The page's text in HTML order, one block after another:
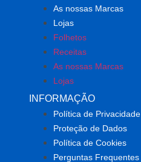
As nossas Marcas
Lojas
Folhetos
Receitas
As nossas Marcas
Lojas
INFORMAÇÃO
Política de Privacidade
Proteção de Dados
Política de Cookies
Perguntas Frequentes